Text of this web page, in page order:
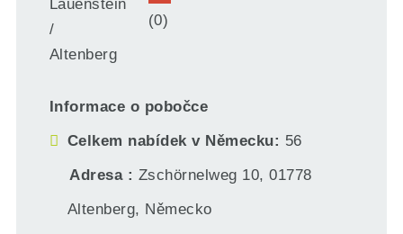
(0)
Informace o pobočce
Celkem nabídek v Německu
56
Adresa
Zschörnelweg 10, 01778
Altenberg, Německo